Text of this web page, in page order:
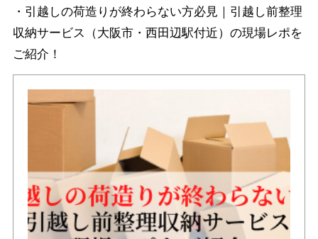
・引越しの荷造りが終わらない方必見｜引越し前整理
収納サービス（大阪市・西田辺駅付近）の現場レポを
ご紹介！